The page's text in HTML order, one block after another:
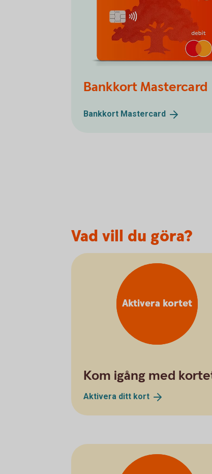
Bankkort Mastercard
Bankkort Mastercard
Vad vill du göra?
Aktivera kortet
Kom igång med
Aktivera ditt kort